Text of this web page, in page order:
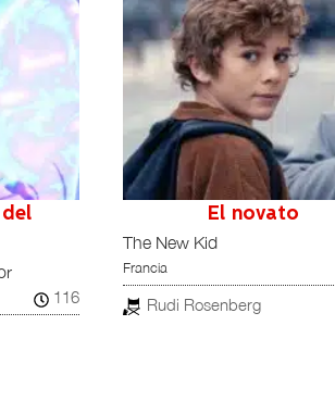
116
El novato
The New Kid
Francia
Rudi Rosenberg